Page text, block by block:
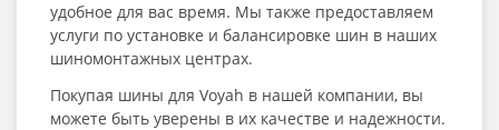
удобное для вас время. Мы также предоставляем
услуги по установке и балансировке шин в наших
шиномонтажных центрах.
Покупая шины для Voyah в нашей компании, вы
можете быть уверены в их качестве и надежности.